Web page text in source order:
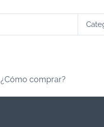
¿Cómo comprar?